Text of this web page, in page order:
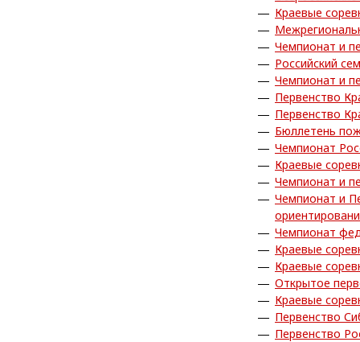
Краевые
Чемпионат и
Российский
Чемпионат и
Первенство
Первенство
Бюллетень
Чемпионат
Краевые
Чемпионат и
Чемпионат и
Чемпионат
Краевые
Краевые
Открытое
Краевые
Первенство
Первенство